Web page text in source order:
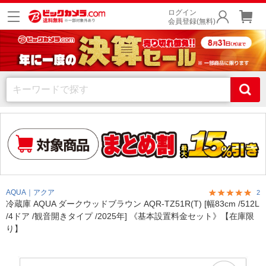
ログイン
会員登録(無料)
AQUA｜アクア 2
冷蔵庫 AQUA ダークウッドブラウン AQR-TZ51R(T) [幅83cm /512L
/4ドア /観音開きタイプ /2025年] 《基本設置料金セット》【在庫限
り】